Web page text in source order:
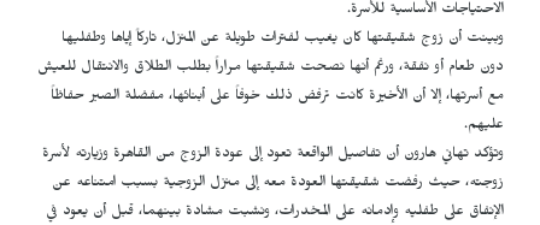
الاحتياجات الأساسية للأسرة.
وبينت أن زوج شقيقتها كان يغيب لفترات طويلة عن المنزل، تاركاً إياها وطفليها
دون طعام أو نفقة، ورغم أنها نصحت شقيقتها مراراً بطلب الطلاق والانتقال للعيش
مع أسرتها، إلا أن الأخيرة كانت ترفض ذلك خوفاً على أبنائها، مفضلة الصبر حفاظاً
عليهم.
وتؤكد تهاني هارون أن تفاصيل الواقعة تعود إلى عودة الزوج من القاهرة وزيارته لأسرة
زوجته، حيث رفضت شقيقتها العودة معه إلى منزل الزوجية بسبب امتناعه عن
الإنفاق على طفليه وإدمانه على المخدرات، ونشبت مشادة بينهما، قبل أن يعود في